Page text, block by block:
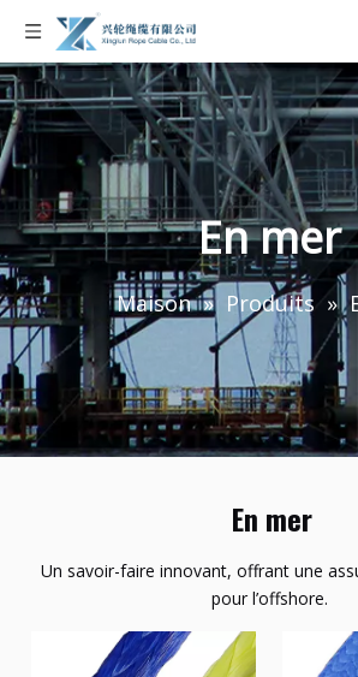
En mer
Maison » Produits »
En mer
Un savoir-faire innovant, offrant une
pour l’offshore.